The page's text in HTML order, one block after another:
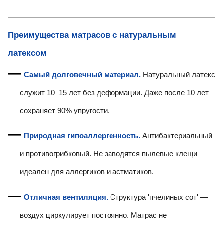
Преимущества матрасов с натуральным
латексом
Самый долговечный материал. Натуральный латекс
служит 10–15 лет без деформации. Даже после 10 лет
сохраняет 90% упругости.
Природная гипоаллергенность. Антибактериальный
и противогрибковый. Не заводятся пылевые клещи —
идеален для аллергиков и астматиков.
Отличная вентиляция. Структура 'пчелиных сот' —
воздух циркулирует постоянно. Матрас не